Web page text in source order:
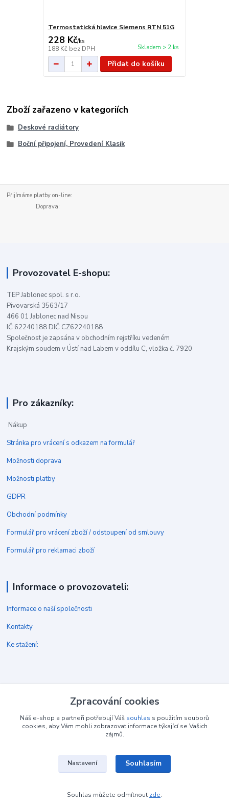
Termostatická hlavice Siemens RTN 51G
228 Kč/ks
188 Kč bez DPH Skladem > 2 ks
Přidat do košíku
Zboží zařazeno v kategoriích
Deskové radiátory
Boční připojení, Provedení Klasik
Přijímáme platby on-line:
Doprava:
Provozovatel E-shopu:
TEP Jablonec spol. s r.o.
Pivovarská 3563/17
466 01 Jablonec nad Nisou
IČ 62240188 DIČ CZ62240188
Společnost je zapsána v obchodním rejstříku vedeném
Krajským soudem v Ústí nad Labem v oddílu C, vložka č. 7920
Pro zákazníky:
Nákup
Stránka pro vrácení s odkazem na formulář
Možnosti doprava
Možnosti platby
GDPR
Obchodní podmínky
Formulář pro vrácení zboží / odstoupení od smlouvy
Formulář pro reklamaci zboží
Informace o provozovateli:
Informace o naší společnosti
Kontakty
Ke stažení:
+420 483 710 226
Pracovní doba pro hovory: PO-PA 8,00-16,00
info@protopeni.cz
Zpracování cookies
Náš e-shop a partneři potřebují Váš souhlas s použitím souborů
cookies, aby Vám mohli zobrazovat informace týkající se Vašich
zájmů.
Nastavení Souhlasím
Souhlas můžete odmítnout zde.